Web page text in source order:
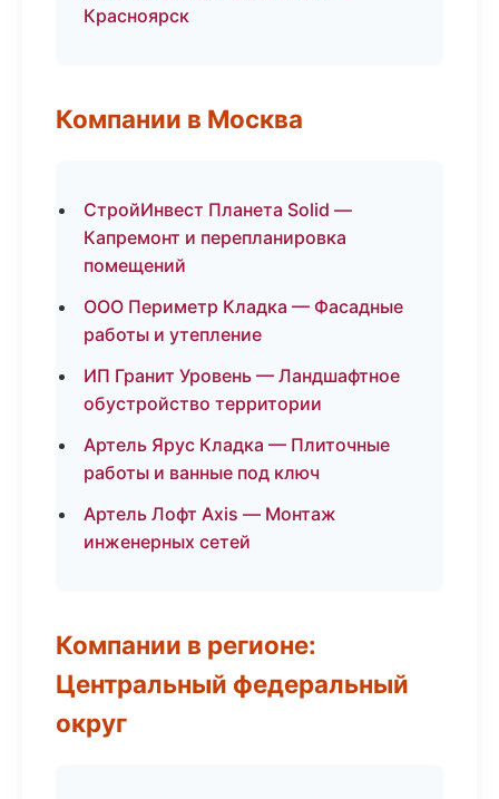
Красноярск
Компании в Москва
СтройИнвест Планета Solid —
Капремонт и перепланировка
помещений
ООО Периметр Кладка — Фасадные
работы и утепление
ИП Гранит Уровень — Ландшафтное
обустройство территории
Артель Ярус Кладка — Плиточные
работы и ванные под ключ
Артель Лофт Axis — Монтаж
инженерных сетей
Компании в регионе:
Центральный федеральный
округ